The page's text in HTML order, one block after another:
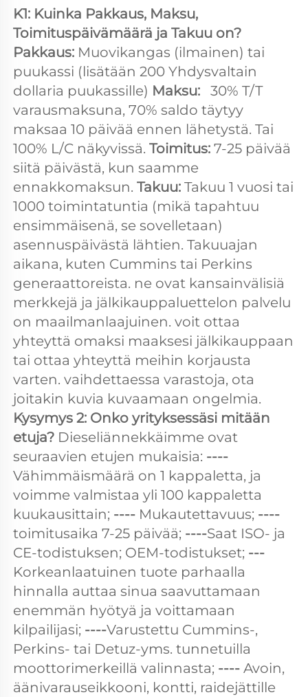
K1: Kuinka Pakkaus, Maksu,
Toimituspäivämäärä ja Takuu on?
Pakkaus: Muovikangas (ilmainen) tai
puukassi (lisätään 200 Yhdysvaltain
dollaria puukassille) Maksu: 30% T/T
varausmaksuna, 70% saldo täytyy
maksaa 10 päivää ennen lähetystä. Tai
100% L/C näkyvissä. Toimitus: 7-25 päivää
siitä päivästä, kun saamme
ennakkomaksun. Takuu: Takuu 1 vuosi tai
1000 toimintatuntia (mikä tapahtuu
ensimmäisenä, se sovelletaan)
asennuspäivästä lähtien. Takuuajan
aikana, kuten Cummins tai Perkins
generaattoreista. ne ovat kansainvälisiä
merkkejä ja jälkikauppaluettelon palvelu
on maailmanlaajuinen. voit ottaa
yhteyttä omaksi maaksesi jälkikauppaan
tai ottaa yhteyttä meihin korjausta
varten. vaihdettaessa varastoja, ota
joitakin kuvia kuvaamaan ongelmia.
Kysymys 2: Onko yrityksessäsi mitään
etuja? Dieseliännekkäimme ovat
seuraavien etujen mukaisia: ----
Vähimmäismäärä on 1 kappaletta, ja
voimme valmistaa yli 100 kappaletta
kuukausittain; ---- Mukautettavuus;
toimitusaika 7-25 päivää; ----Saat ISO- ja
CE-todistuksen; OEM-todistukset;
Korkeanlaatuinen tuote parhaalla
hinnalla auttaa sinua saavuttamaan
enemmän hyötyä ja voittamaan
kilpailijasi; ----Varustettu Cummins-,
Perkins- tai Detuz-yms. tunnetuilla
moottorimerkeillä valinnasta; ---- Avoin,
äänivarauseikkooni, kontti, raidejättille